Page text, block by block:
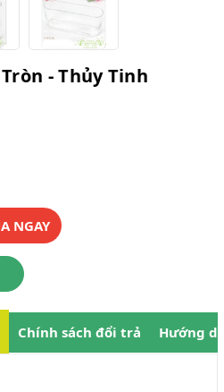
- Thủy Tinh
NGAY
Chính sách đổi trả Hướng